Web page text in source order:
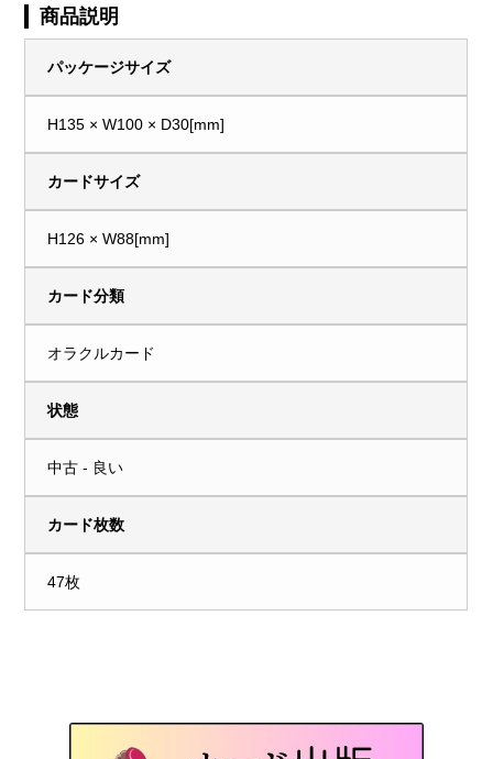
商品説明
パッケージサイズ
H135 × W100 × D30[mm]
カードサイズ
H126 × W88[mm]
カード分類
オラクルカード
状態
中古 - 良い
カード枚数
47枚